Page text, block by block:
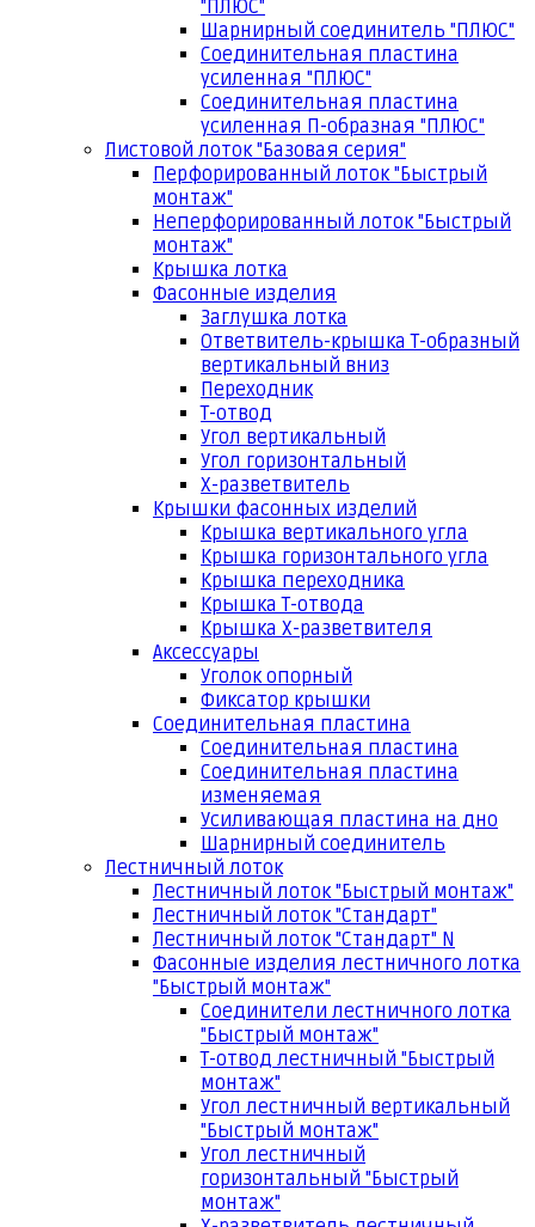
"ПЛЮС"
Шарнирный соединитель "ПЛЮС"
Соединительная пластина
усиленная "ПЛЮС"
Соединительная пластина
усиленная П-образная "ПЛЮС"
Листовой лоток "Базовая серия"
Перфорированный лоток "Быстрый
монтаж"
Неперфорированный лоток "Быстрый
монтаж"
Крышка лотка
Фасонные изделия
Заглушка лотка
Ответвитель-крышка Т-образный
вертикальный вниз
Переходник
Т-отвод
Угол вертикальный
Угол горизонтальный
Х-разветвитель
Крышки фасонных изделий
Крышка вертикального угла
Крышка горизонтального угла
Крышка переходника
Крышка Т-отвода
Крышка Х-разветвителя
Аксессуары
Уголок опорный
Фиксатор крышки
Соединительная пластина
Соединительная пластина
Соединительная пластина
изменяемая
Усиливающая пластина на дно
Шарнирный соединитель
Лестничный лоток
Лестничный лоток "Быстрый монтаж"
Лестничный лоток "Стандарт"
Лестничный лоток "Стандарт" N
Фасонные изделия лестничного лотка
"Быстрый монтаж"
Соединители лестничного лотка
"Быстрый монтаж"
Т-отвод лестничный "Быстрый
монтаж"
Угол лестничный вертикальный
"Быстрый монтаж"
Угол лестничный
горизонтальный "Быстрый
монтаж"